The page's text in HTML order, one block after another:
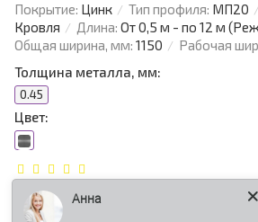
Покрытие: Цинк Тип профиля: МП20
Кровля
Длина: От 0,5 м - по 12 м
Общая ширина, мм: 1150 Рабочая
Толщина металла, мм:
0.45
Цвет:
291.35 р. 247.65 р.
Анна